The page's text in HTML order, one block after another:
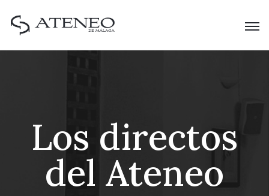
Los directos
del Ateneo